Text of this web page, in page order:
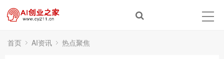
首页 AI资讯 热点聚焦